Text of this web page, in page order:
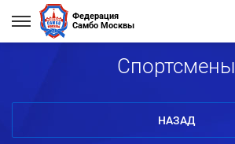
Федерация
Самбо Москвы
Спортсмены
НАЗАД